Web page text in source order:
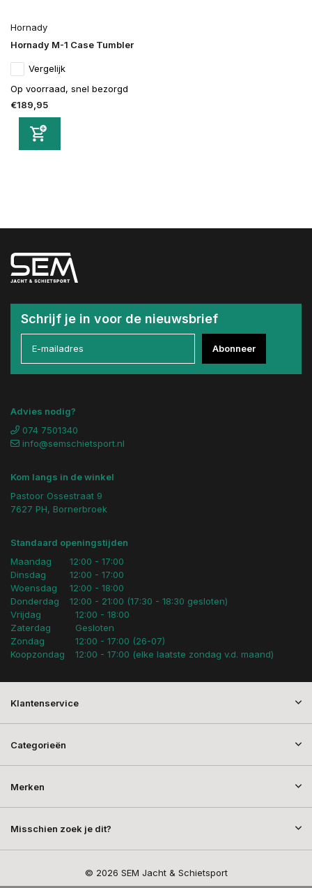
Hornady
Hornady M-1 Case Tumbler
Vergelijk
Op voorraad, snel bezorgd
€189,95
Schrijf je in voor de nieuwsbrief
Abonneer
Advies nodig?
074 7501340
info@semschietsport.nl
Kom langs in de winkel
Pastoor Ossestraat 9
7627 PH, Bornerbroek
Standaard openingstijden
Maandag
Dinsdag
Woensdag
Donderdag
12:00 - 17:00
12:00 - 17:00
12:00 - 18:00
12:00 - 21:00 (17:30 - 18:30 gesloten)
Vrijdag
Zaterdag
Zondag
Koopzondag
12:00 - 18:00
Gesloten
12:00 - 17:00 (26-07)
12:00 - 17:00 (elke laatste zondag v.d. maand)
Klantenservice
Categorieën
Merken
Misschien zoek je dit?
© 2026 SEM Jacht & Schietsport